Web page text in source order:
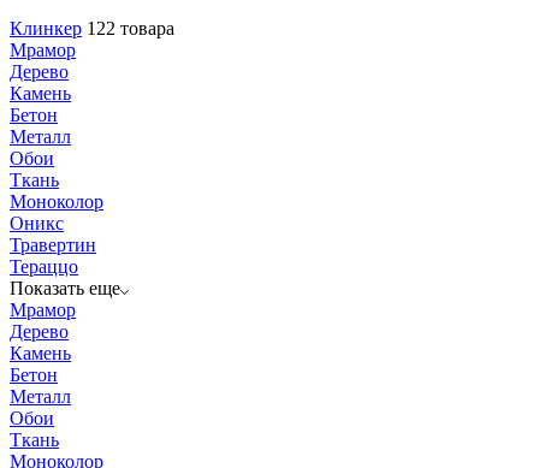
Клинкер 122 товара
Мрамор
Дерево
Камень
Бетон
Металл
Обои
Ткань
Моноколор
Оникс
Травертин
Тераццо
Показать еще
Мрамор
Дерево
Камень
Бетон
Металл
Обои
Ткань
Моноколор